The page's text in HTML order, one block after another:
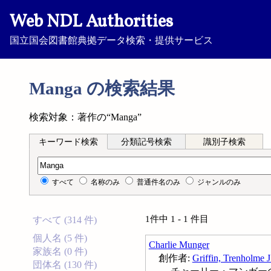
Web NDL Authorities
国立国会図書館典拠データ検索・提供サービス
Manga の検索結果
検索対象：著作の“Manga”
キーワード検索 分類記号検索 識別子検索
キーワード検索
すべて 名称のみ 普通件名のみ ジャンルのみ
すべて (314 件)
個人名 (5 件)
家族名 (0 件)
団体名 (130 件)
1件中 1 - 1 件目
Charlie Munger
創作者: Griffin, Trenholme